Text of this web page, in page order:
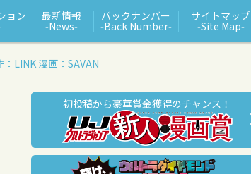
ョン 最新情報
‑News‑
バックナンバー
‑Back Number‑
サイトマップ
‑Site Map‑
：LINK 漫画：SAVAN
初投稿から豪華賞金獲得のチャンス！